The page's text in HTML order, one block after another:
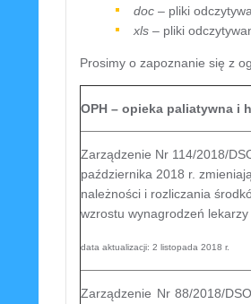
doc– pliki
xls– pliki
Prosimy o zapoznanie się z
OPH – opieka paliatywna i
Zarządzenie Nr 114/2018/
października 2018 r.
należności i rozliczania
wzrostu wynagrodzeń lekarzy
data aktualizacji: 2 listopada 2018 r.
Zarządzenie Nr 88/2018/